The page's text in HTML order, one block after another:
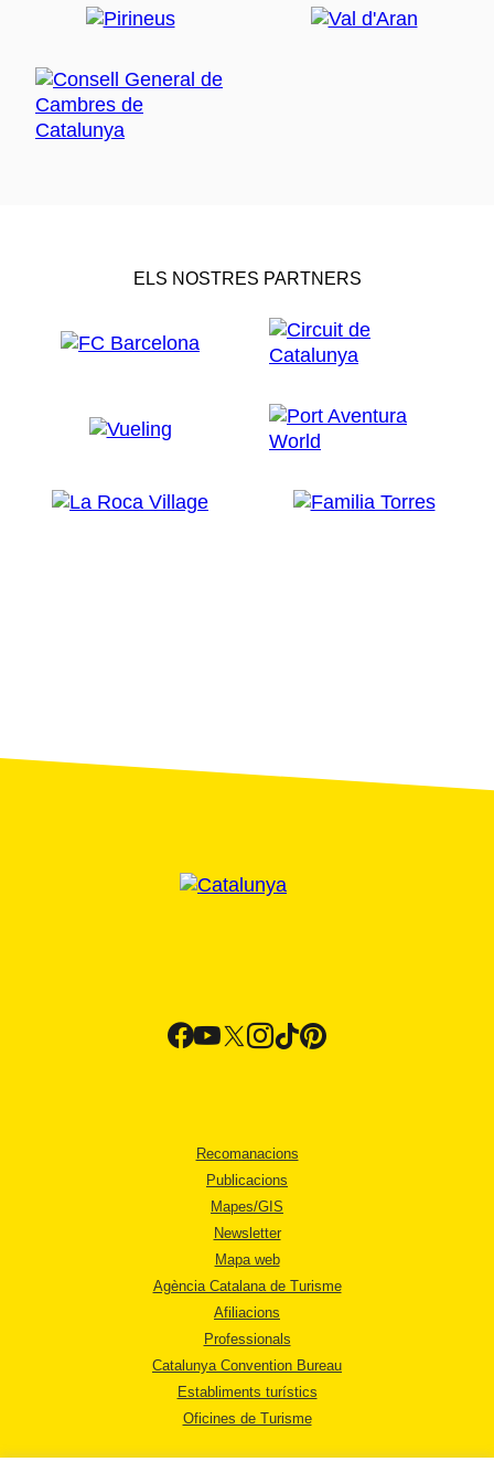
ELS NOSTRES PARTNERS
Recomanacions
Publicacions
Mapes/GIS
Newsletter
Mapa web
Agència Catalana de Turisme
Afiliacions
Professionals
Catalunya Convention Bureau
Establiments turístics
Oficines de Turisme